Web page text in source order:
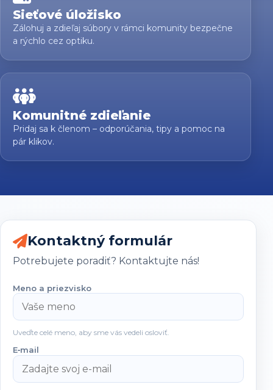
Sieťové úložisko
Zálohuj a zdieľaj súbory v rámci komunity bezpečne
a rýchlo cez optiku.
Komunitné zdieľanie
Pridaj sa k členom – odporúčania, tipy a pomoc na
pár klikov.
Kontaktný formulár
Potrebujete poradiť? Kontaktujte nás!
Meno a priezvisko
Uveďte celé meno, aby sme vás vedeli osloviť.
E‑mail